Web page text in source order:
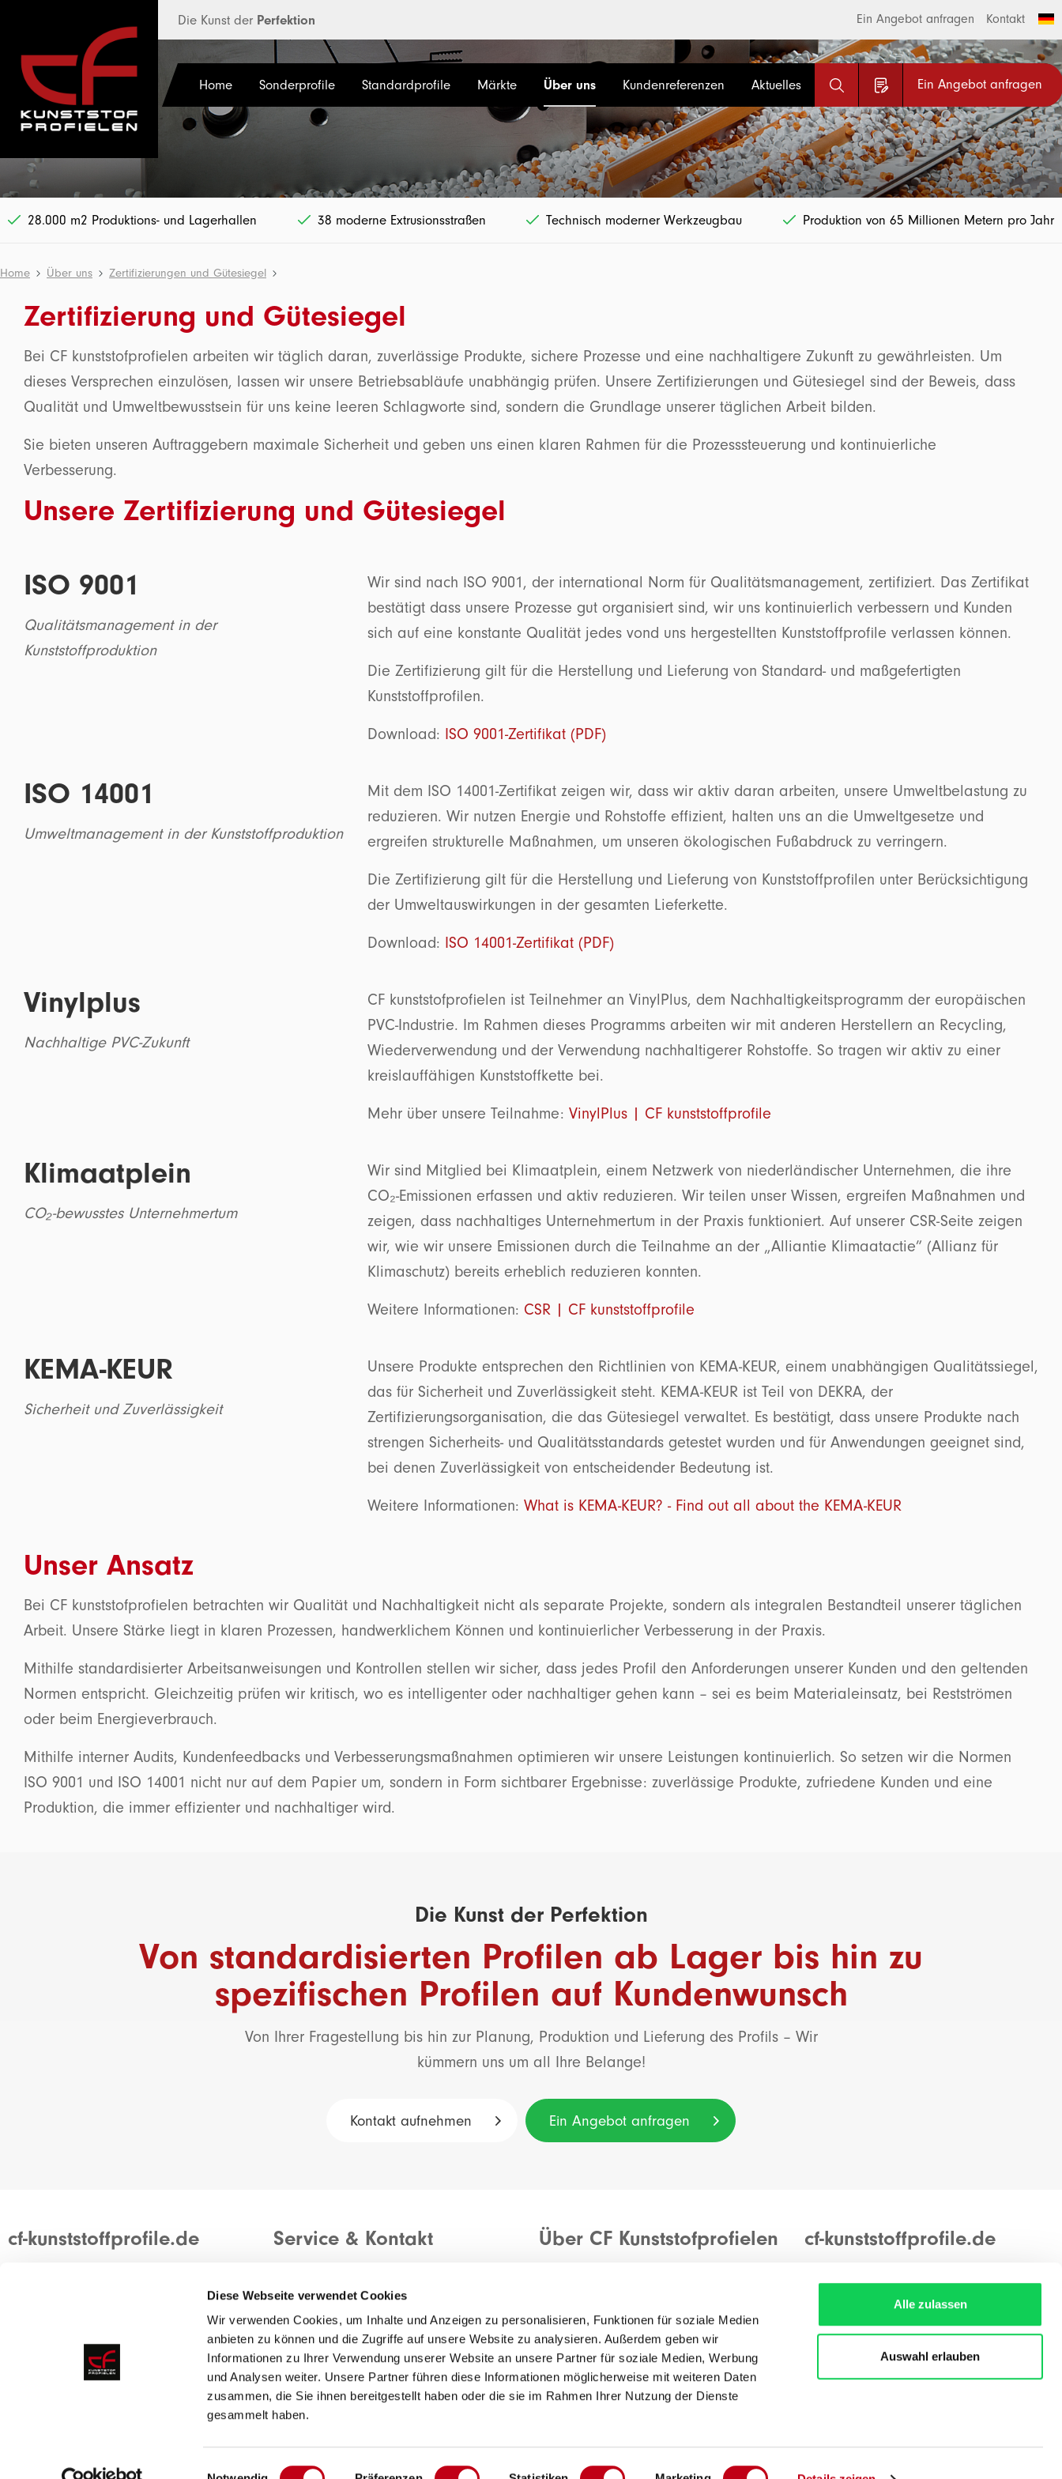
Diese Webseite verwendet Cookies
Wir verwenden Cookies, um Inhalte und Anzeigen zu personalisieren, Funktionen für soziale Medien
anbieten zu können und die Zugriffe auf unsere Website zu analysieren. Außerdem geben wir
Informationen zu Ihrer Verwendung unserer Website an unsere Partner für soziale Medien, Werbung
und Analysen weiter. Unsere Partner führen diese Informationen möglicherweise mit weiteren Daten
zusammen, die Sie ihnen bereitgestellt haben oder die sie im Rahmen Ihrer Nutzung der Dienste
gesammelt haben.
Einwilligungsauswahl
Alle zulassen
Auswahl erlauben
Die Kunst der Perfektion Ein Angebot anfragen Kontakt
Home Sonderprofile Standardprofile Märkte Über uns Kundenreferenzen Aktuelles Ein Angebot anfragen
28.000 m2 Produktions- und Lagerhallen 38 moderne Extrusionsstraßen Technisch moderner Werkzeugbau Produktion von 65 Millionen Metern pro Jahr
Home Über uns Zertifizierungen und Gütesiegel
Zertifizierung und Gütesiegel
Bei CF kunststofprofielen arbeiten wir täglich daran, zuverlässige Produkte, sichere Prozesse und eine nachhaltigere Zukunft zu gewährleisten. Um
dieses Versprechen einzulösen, lassen wir unsere Betriebsabläufe unabhängig prüfen. Unsere Zertifizierungen und Gütesiegel sind der Beweis, dass
Qualität und Umweltbewusstsein für uns keine leeren Schlagworte sind, sondern die Grundlage unserer täglichen Arbeit bilden.
Sie bieten unseren Auftraggebern maximale Sicherheit und geben uns einen klaren Rahmen für die Prozesssteuerung und kontinuierliche
Verbesserung.
Unsere Zertifizierung und Gütesiegel
ISO 9001
Qualitätsmanagement in der
Kunststoffproduktion
Wir sind nach ISO 9001, der international Norm für Qualitätsmanagement, zertifiziert. Das Zertifikat
bestätigt dass unsere Prozesse gut organisiert sind, wir uns kontinuierlich verbessern und Kunden
sich auf eine konstante Qualität jedes vond uns hergestellten Kunststoffprofile verlassen können.
Die Zertifizierung gilt für die Herstellung und Lieferung von Standard- und maßgefertigten
Kunststoffprofilen.
Download: ISO 9001-Zertifikat (PDF)
ISO 14001
Umweltmanagement in der Kunststoffproduktion
Mit dem ISO 14001-Zertifikat zeigen wir, dass wir aktiv daran arbeiten, unsere Umweltbelastung zu
reduzieren. Wir nutzen Energie und Rohstoffe effizient, halten uns an die Umweltgesetze und
ergreifen strukturelle Maßnahmen, um unseren ökologischen Fußabdruck zu verringern.
Die Zertifizierung gilt für die Herstellung und Lieferung von Kunststoffprofilen unter Berücksichtigung
der Umweltauswirkungen in der gesamten Lieferkette.
Download: ISO 14001-Zertifikat (PDF)
Vinylplus
Nachhaltige PVC-Zukunft
CF kunststofprofielen ist Teilnehmer an VinylPlus, dem Nachhaltigkeitsprogramm der europäischen
PVC-Industrie. Im Rahmen dieses Programms arbeiten wir mit anderen Herstellern an Recycling,
Wiederverwendung und der Verwendung nachhaltigerer Rohstoffe. So tragen wir aktiv zu einer
kreislauffähigen Kunststoffkette bei.
Mehr über unsere Teilnahme: VinylPlus | CF kunststoffprofile
Klimaatplein
CO₂-bewusstes Unternehmertum
Wir sind Mitglied bei Klimaatplein, einem Netzwerk von niederländischer Unternehmen, die ihre
CO₂-Emissionen erfassen und aktiv reduzieren. Wir teilen unser Wissen, ergreifen Maßnahmen und
zeigen, dass nachhaltiges Unternehmertum in der Praxis funktioniert. Auf unserer CSR-Seite zeigen
wir, wie wir unsere Emissionen durch die Teilnahme an der „Alliantie Klimaatactie” (Allianz für
Klimaschutz) bereits erheblich reduzieren konnten.
Weitere Informationen: CSR | CF kunststoffprofile
KEMA-KEUR
Sicherheit und Zuverlässigkeit
Unsere Produkte entsprechen den Richtlinien von KEMA-KEUR, einem unabhängigen Qualitätssiegel,
das für Sicherheit und Zuverlässigkeit steht. KEMA-KEUR ist Teil von DEKRA, der
Zertifizierungsorganisation, die das Gütesiegel verwaltet. Es bestätigt, dass unsere Produkte nach
strengen Sicherheits- und Qualitätsstandards getestet wurden und für Anwendungen geeignet sind,
bei denen Zuverlässigkeit von entscheidender Bedeutung ist.
Weitere Informationen: What is KEMA-KEUR? - Find out all about the KEMA-KEUR
Unser Ansatz
Bei CF kunststofprofielen betrachten wir Qualität und Nachhaltigkeit nicht als separate Projekte, sondern als integralen Bestandteil unserer täglichen
Arbeit. Unsere Stärke liegt in klaren Prozessen, handwerklichem Können und kontinuierlicher Verbesserung in der Praxis.
Mithilfe standardisierter Arbeitsanweisungen und Kontrollen stellen wir sicher, dass jedes Profil den Anforderungen unserer Kunden und den geltenden
Normen entspricht. Gleichzeitig prüfen wir kritisch, wo es intelligenter oder nachhaltiger gehen kann – sei es beim Materialeinsatz, bei Restströmen
oder beim Energieverbrauch.
Mithilfe interner Audits, Kundenfeedbacks und Verbesserungsmaßnahmen optimieren wir unsere Leistungen kontinuierlich. So setzen wir die Normen
ISO 9001 und ISO 14001 nicht nur auf dem Papier um, sondern in Form sichtbarer Ergebnisse: zuverlässige Produkte, zufriedene Kunden und eine
Produktion, die immer effizienter und nachhaltiger wird.
Die Kunst der Perfektion
Von standardisierten Profilen ab Lager bis hin zu
spezifischen Profilen auf Kundenwunsch
Von Ihrer Fragestellung bis hin zur Planung, Produktion und Lieferung des Profils – Wir
kümmern uns um all Ihre Belange!
Kontakt aufnehmen Ein Angebot anfragen
cf-kunststoffprofile.de
Die Entwicklung kundenspezifischer
Profile zeichnet unser Unternehmen aus.
Service & Kontakt
Ein Angebot anfragen
Über CF Kunststofprofielen cf-kunststoffprofile.de
Wegbeschreibung